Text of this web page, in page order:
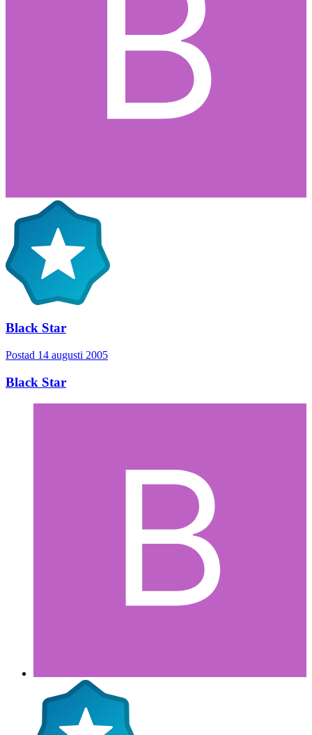
Black Star
Postad 14 augusti 2005
Black Star